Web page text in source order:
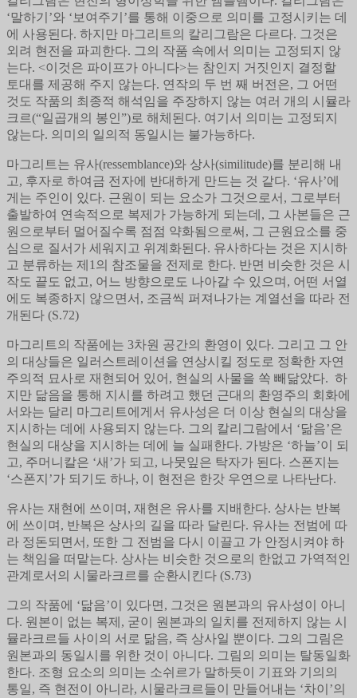
‘말하기’와 ‘보여주기’를 통해 이중으로 의미를 고정시키는 데
에 사용된다. 하지만 마그리트의 칼리그람은 다르다. 그것은
외려 현전을 파괴한다. 그의 작품 속에서 의미는 고정되지 않
는다. <이것은 파이프가 아니다>는 참인지 거짓인지 결정할
토대를 제공해 주지 않는다. 연작의 두 번 째 버전은, 그 어떤
것도 작품의 최종적 해석임을 주장하지 않는 여러 개의 시뮬라
크르(“일곱개의 봉인”)로 해체된다. 여기서 의미는 고정되지
않는다. 의미의 일의적 동일시는 불가능하다.
마그리트는 유사(ressemblance)와 상사(similitude)를 분리해 내
고, 후자로 하여금 전자에 반대하게 만드는 것 같다. ‘유사’에
게는 주인이 있다. 근원이 되는 요소가 그것으로서, 그로부터
출발하여 연속적으로 복제가 가능하게 되는데, 그 사본들은 근
원으로부터 멀어질수록 점점 약화됨으로써, 그 근원요소를 중
심으로 질서가 세워지고 위계화된다. 유사하다는 것은 지시하
고 분류하는 제1의 참조물을 전제로 한다. 반면 비슷한 것은 시
작도 끝도 없고, 어느 방향으로도 나아갈 수 있으며, 어떤 서열
에도 복종하지 않으면서, 조금씩 퍼져나가는 계열선을 따라 전
개된다 (S.72)
마그리트의 작품에는 3차원 공간의 환영이 있다. 그리고 그 안
의 대상들은 일러스트레이션을 연상시킬 정도로 정확한 자연
주의적 묘사로 재현되어 있어, 현실의 사물을 쏙 빼닮았다. 하
지만 닮음을 통해 지시를 하려고 했던 근대의 환영주의 회화에
서와는 달리 마그리트에게서 유사성은 더 이상 현실의 대상을
지시하는 데에 사용되지 않는다. 그의 칼리그람에서 ‘닮음’은
현실의 대상을 지시하는 데에 늘 실패한다. 가방은 ‘하늘’이 되
고, 주머니칼은 ‘새’가 되고, 나뭇잎은 탁자가 된다. 스폰지는
‘스폰지’가 되기도 하나, 이 현전은 한갓 우연으로 나타난다.
유사는 재현에 쓰이며, 재현은 유사를 지배한다. 상사는 반복
에 쓰이며, 반복은 상사의 길을 따라 달린다. 유사는 전범에 따
라 정돈되면서, 또한 그 전범을 다시 이끌고 가 안정시켜야 하
는 책임을 떠맡는다. 상사는 비슷한 것으로의 한없고 가역적인
관계로서의 시물라크르를 순환시킨다 (S.73)
그의 작품에 ‘닮음’이 있다면, 그것은 원본과의 유사성이 아니
다. 원본이 없는 복제, 굳이 원본과의 일치를 전제하지 않는 시
뮬라크르들 사이의 서로 닮음, 즉 상사일 뿐이다. 그의 그림은
원본과의 동일시를 위한 것이 아니다. 그림의 의미는 탈동일화
한다. 조형 요소의 의미는 소쉬르가 말하듯이 기표와 기의의
통일, 즉 현전이 아니라, 시물라크르들이 만들어내는 ‘차이’의